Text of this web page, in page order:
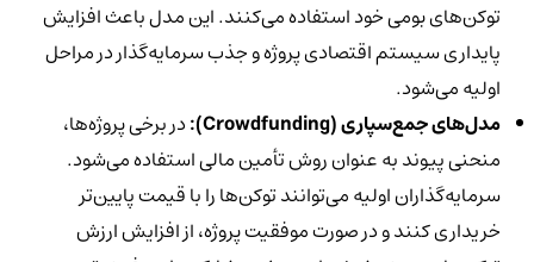
توکن‌های بومی خود استفاده می‌کنند. این مدل باعث افزایش
پایداری سیستم اقتصادی پروژه و جذب سرمایه‌گذار در مراحل
اولیه می‌شود.
مدل‌های جمع‌سپاری (Crowdfunding):
در برخی پروژه‌ها،
منحنی پیوند به عنوان روش تأمین مالی استفاده می‌شود.
سرمایه‌گذاران اولیه می‌توانند توکن‌ها را با قیمت پایین‌تر
خریداری کنند و در صورت موفقیت پروژه، از افزایش ارزش